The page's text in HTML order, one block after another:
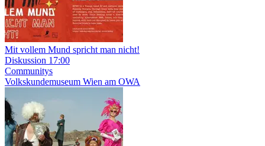
Mit vollem Mund spricht man nicht!
Diskussion 17:00
Communitys
Volkskundemuseum Wien am OWA